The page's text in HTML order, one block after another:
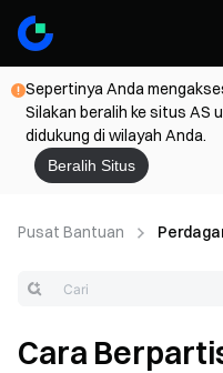
Sepertinya Anda
Silakan beralih ke situs AS
didukung di wilayah Anda.
Beralih Situs
Pusat Bantuan
Cara